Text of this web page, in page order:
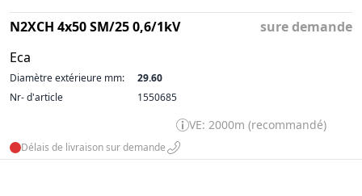
N2XCH 4x50 SM/25 0,6/1kV
Eca
sure demande
Diamètre extérieure mm:
29.60
Nr- d'article
1550685
VE: 2000m (recommandé)
Délais de livraison sur demande